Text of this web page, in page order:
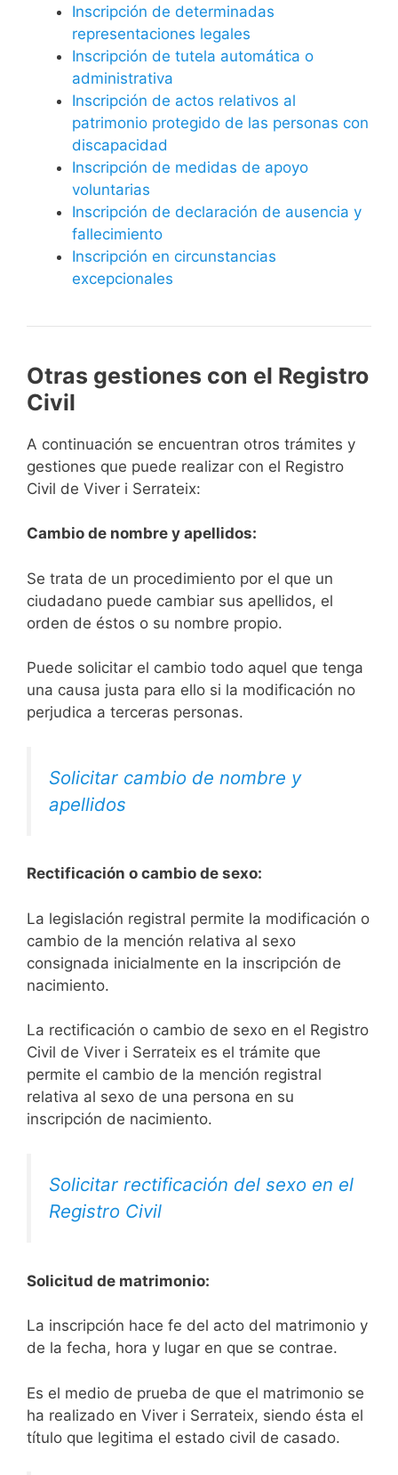
Inscripción de determinadas
representaciones legales
Inscripción de tutela automática o
administrativa
Inscripción de actos relativos al
patrimonio protegido de las personas con
discapacidad
Inscripción de medidas de apoyo
voluntarias
Inscripción de declaración de ausencia y
fallecimiento
Inscripción en circunstancias
excepcionales
Otras gestiones con el Registro
Civil
A continuación se encuentran otros trámites y
gestiones que puede realizar con el Registro
Civil de Viver i Serrateix:
Cambio de nombre y apellidos:
Se trata de un procedimiento por el que un
ciudadano puede cambiar sus apellidos, el
orden de éstos o su nombre propio.
Puede solicitar el cambio todo aquel que tenga
una causa justa para ello si la modificación no
perjudica a terceras personas.
Solicitar cambio de nombre y
apellidos
Rectificación o cambio de sexo:
La legislación registral permite la modificación o
cambio de la mención relativa al sexo
consignada inicialmente en la inscripción de
nacimiento.
La rectificación o cambio de sexo en el Registro
Civil de Viver i Serrateix es el trámite que
permite el cambio de la mención registral
relativa al sexo de una persona en su
inscripción de nacimiento.
Solicitar rectificación del sexo en el
Registro Civil
Solicitud de matrimonio:
La inscripción hace fe del acto del matrimonio y
de la fecha, hora y lugar en que se contrae.
Es el medio de prueba de que el matrimonio se
ha realizado en Viver i Serrateix, siendo ésta el
título que legitima el estado civil de casado.